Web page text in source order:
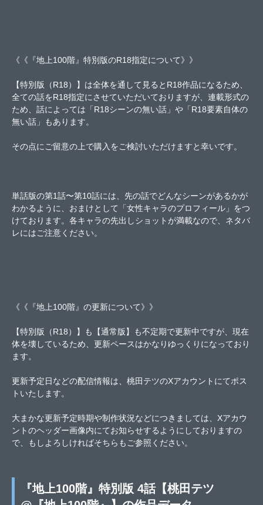
《《『地上100階』特別版のR18指定について》》
【特別版（R18）】は全体を通して見るとR18作品になるため、
全ての話をR18指定にさせていただいておりますが、連載形式の
ため、話によっては「R18シーンの無い話」や「R18要素自体の
無い話」もあります。
その点にご留意の上で購入をご検討いただけますと幸いです。
単話版の第1話〜第10話には、先の話でどんなシーンがあるかが
わかるように、おまけとして「女性キャラのプロフィール」をつ
けております。各キャラの先出しショットが満載なので、ネタバ
レにはご注意ください。
《《『地上100階』の更新について》》
【特別版（R18）】も【通常版】も不定期で更新中ですが、現在
体を壊しているため、更新ペースはかなりゆっくりになっており
ます。
更新予定日などの配信情報は、桃田テツのXアカウントにてポス
トいたします。
大まかな更新予定時期や制作状況などにつきましては、Xアカウ
ントのヘッダー画像内にてお知らせするようにしておりますの
で、もしよろしければそちらもご参照ください。
『地上100階』特別版 4話【桃田テツ